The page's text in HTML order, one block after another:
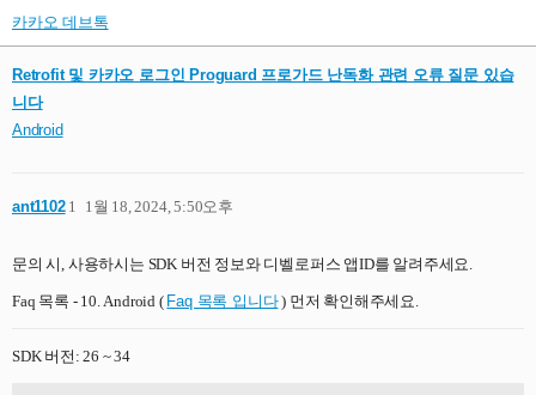
카카오 데브톡
Retrofit 및 카카오 로그인 Proguard 프로가드 난독화 관련 오류 질문 있습
니다
Android
ant1102 1월 18, 2024, 5:50오후
1
문의 시, 사용하시는 SDK 버전 정보와 디벨로퍼스 앱ID를 알려주세요.
Faq 목록 - 10. Android ( Faq 목록 입니다) 먼저 확인해주세요.
SDK 버전: 26 ~ 34